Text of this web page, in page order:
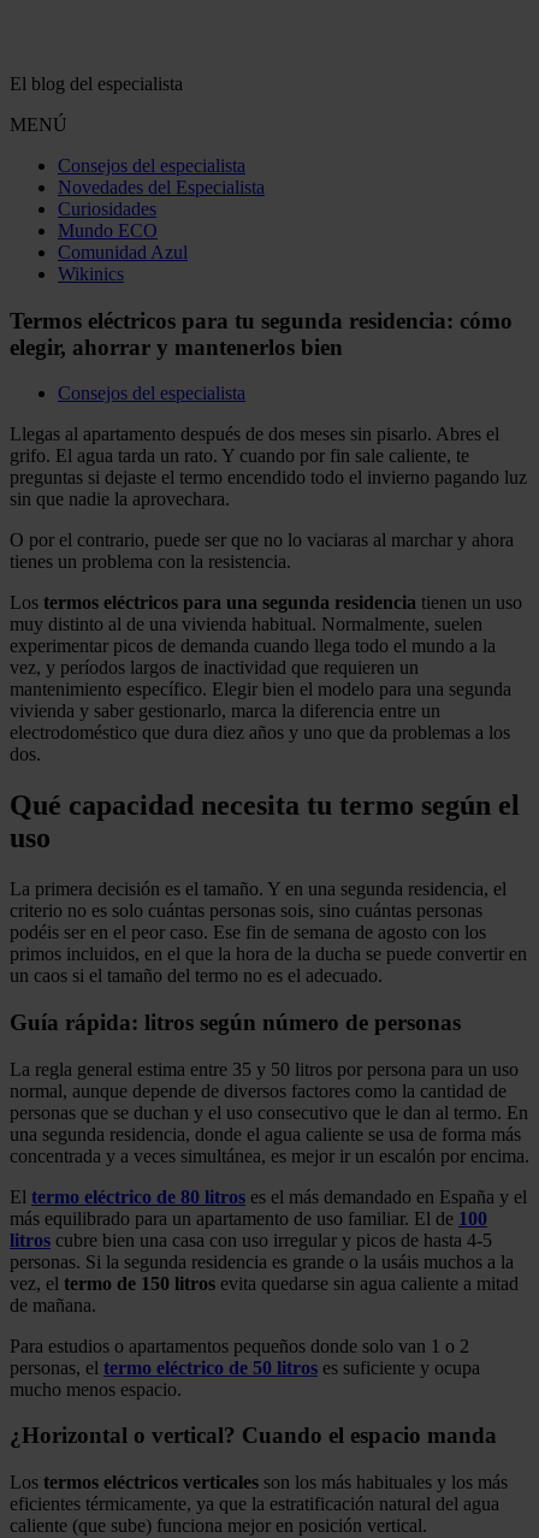
El blog del especialista
MENÚ
Consejos del especialista
Novedades del Especialista
Curiosidades
Mundo ECO
Comunidad Azul
Wikinics
Termos eléctricos para tu segunda residencia: cómo
elegir, ahorrar y mantenerlos bien
Consejos del especialista
Llegas al apartamento después de dos meses sin pisarlo. Abres el
grifo. El agua tarda un rato. Y cuando por fin sale caliente, te
preguntas si dejaste el termo encendido todo el invierno pagando luz
sin que nadie la aprovechara.
O por el contrario, puede ser que no lo vaciaras al marchar y ahora
tienes un problema con la resistencia.
Los termos eléctricos para una segunda residencia tienen un uso
muy distinto al de una vivienda habitual. Normalmente, suelen
experimentar picos de demanda cuando llega todo el mundo a la
vez, y períodos largos de inactividad que requieren un
mantenimiento específico. Elegir bien el modelo para una segunda
vivienda y saber gestionarlo, marca la diferencia entre un
electrodoméstico que dura diez años y uno que da problemas a los
dos.
Qué capacidad necesita tu termo según el
uso
La primera decisión es el tamaño. Y en una segunda residencia, el
criterio no es solo cuántas personas sois, sino cuántas personas
podéis ser en el peor caso. Ese fin de semana de agosto con los
primos incluidos, en el que la hora de la ducha se puede convertir en
un caos si el tamaño del termo no es el adecuado.
Guía rápida: litros según número de personas
La regla general estima entre 35 y 50 litros por persona para un uso
normal, aunque depende de diversos factores como la cantidad de
personas que se duchan y el uso consecutivo que le dan al termo. En
una segunda residencia, donde el agua caliente se usa de forma más
concentrada y a veces simultánea, es mejor ir un escalón por encima.
El termo eléctrico de 80 litros es el más demandado en España y el
más equilibrado para un apartamento de uso familiar. El de 100
litros cubre bien una casa con uso irregular y picos de hasta 4-5
personas. Si la segunda residencia es grande o la usáis muchos a la
vez, el termo de 150 litros evita quedarse sin agua caliente a mitad
de mañana.
Para estudios o apartamentos pequeños donde solo van 1 o 2
personas, el termo eléctrico de 50 litros es suficiente y ocupa
mucho menos espacio.
¿Horizontal o vertical? Cuando el espacio manda
Los termos eléctricos verticales son los más habituales y los más
eficientes térmicamente, ya que la estratificación natural del agua
caliente (que sube) funciona mejor en posición vertical.